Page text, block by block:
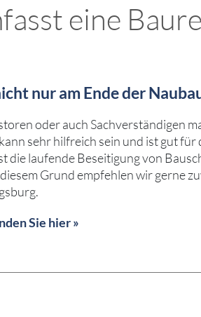
eine
nur am Ende der
oder auch Sachverständigen
sehr hilfreich sein und ist gut
die laufende Beseitigung von
Grund empfehlen wir gerne
Sie hier »